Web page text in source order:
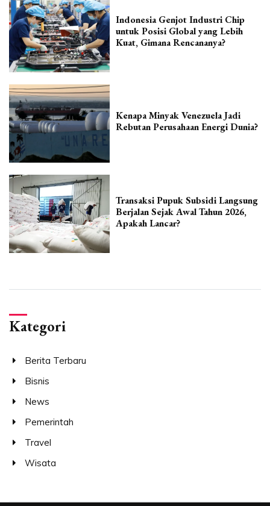
Indonesia Genjot Industri Chip
untuk Posisi Global yang Lebih
Kuat, Gimana Rencananya?
Kenapa Minyak Venezuela Jadi
Rebutan Perusahaan Energi Dunia?
Transaksi Pupuk Subsidi Langsung
Berjalan Sejak Awal Tahun 2026,
Apakah Lancar?
Kategori
Berita Terbaru
Bisnis
News
Pemerintah
Travel
Wisata